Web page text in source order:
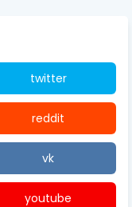
twitter
reddit
vk
youtube